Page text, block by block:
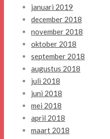
januari 2019
december 2018
november 2018
oktober 2018
september 2018
augustus 2018
juli 2018
juni 2018
mei 2018
april 2018
maart 2018